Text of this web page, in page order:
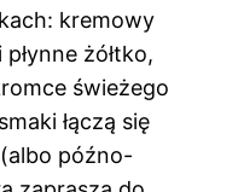
kremowy
żółtko,
świeżego
łączą się
późno-